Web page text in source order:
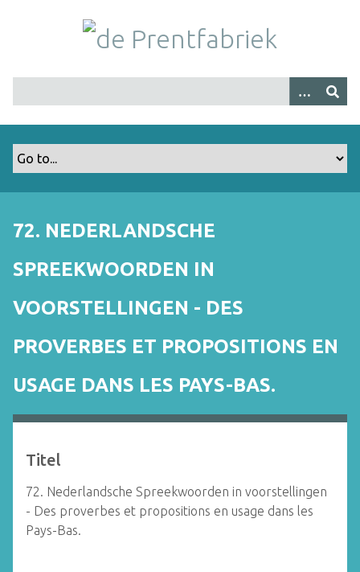
h
72. NEDERLANDSCHE
SPREEKWOORDEN IN
VOORSTELLINGEN - DES
PROVERBES ET PROPOSITIONS EN
USAGE DANS LES PAYS-BAS.
Titel
72. Nederlandsche Spreekwoorden in voorstellingen
- Des proverbes et propositions en usage dans les
Pays-Bas.